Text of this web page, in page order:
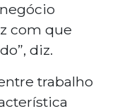
com que
diz.
trabalho